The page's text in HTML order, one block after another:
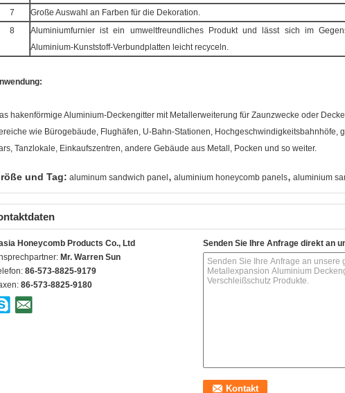
7
Große Auswahl an Farben für die Dekoration.
8
Aluminiumfurnier ist ein umweltfreundliches Produkt und lässt sich im
Aluminium-Kunststoff-Verbundplatten leicht recyceln.
hakenförmige Aluminium-Deckengitter mit Metallerweiterung für Zaunzwecke oder
wie Bürogebäude, Flughäfen, U-Bahn-Stationen, Hochgeschwindigkeitsbahnhöfe,
Tanzlokale, Einkaufszentren, andere Gebäude aus Metall, Pocken und so weiter.
und Tag: aluminum sandwich panel , aluminium honeycomb panels, aluminium
Honeycomb Products Co., Ltd
Mr. Warren Sun
86-573-8825-9179
86-573-8825-9180
Senden Sie Ihre Anfrage direkt an